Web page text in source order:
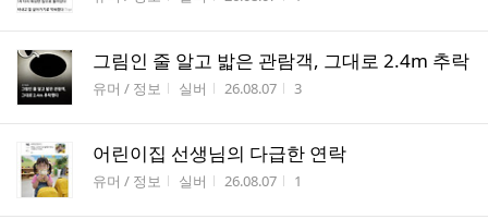
그림인 줄 알고 밟은 관람객, 그대로 2.4m 추락
게시판명
유머 / 정보 작성자
실버 작성시간
26.08.07 조회수
3
어린이집 선생님의 다급한 연락
게시판명
유머 / 정보 작성자
실버 작성시간
26.08.07 조회수
1